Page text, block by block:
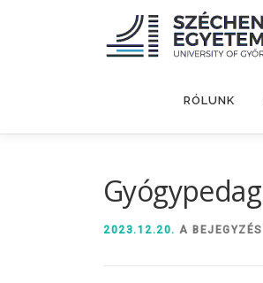
RÓLUNK
2023.12.20. A